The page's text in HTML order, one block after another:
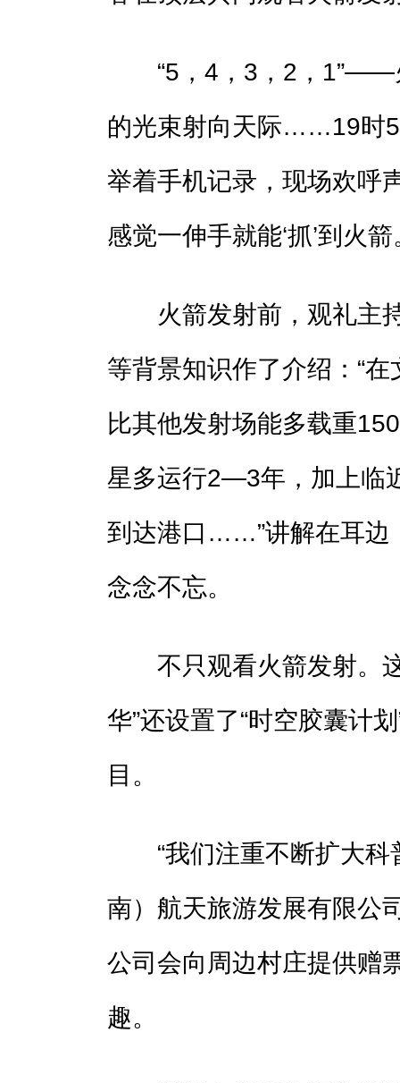
“5，4，3，2，1”——
的光束射向天际……19时
举着手机记录，现场欢呼
感觉一伸手就能‘抓’到火
火箭发射前，观礼主持
等背景知识作了介绍：“
比其他发射场能多载重
星多运行2—3年，加上临
到达港口……”讲解在耳边
念念不忘。
不只观看火箭发射。这
华”还设置了“时空胶囊计
目。
“我们注重不断扩大科
南）航天旅游发展有限公
公司会向周边村庄提供赠
趣。